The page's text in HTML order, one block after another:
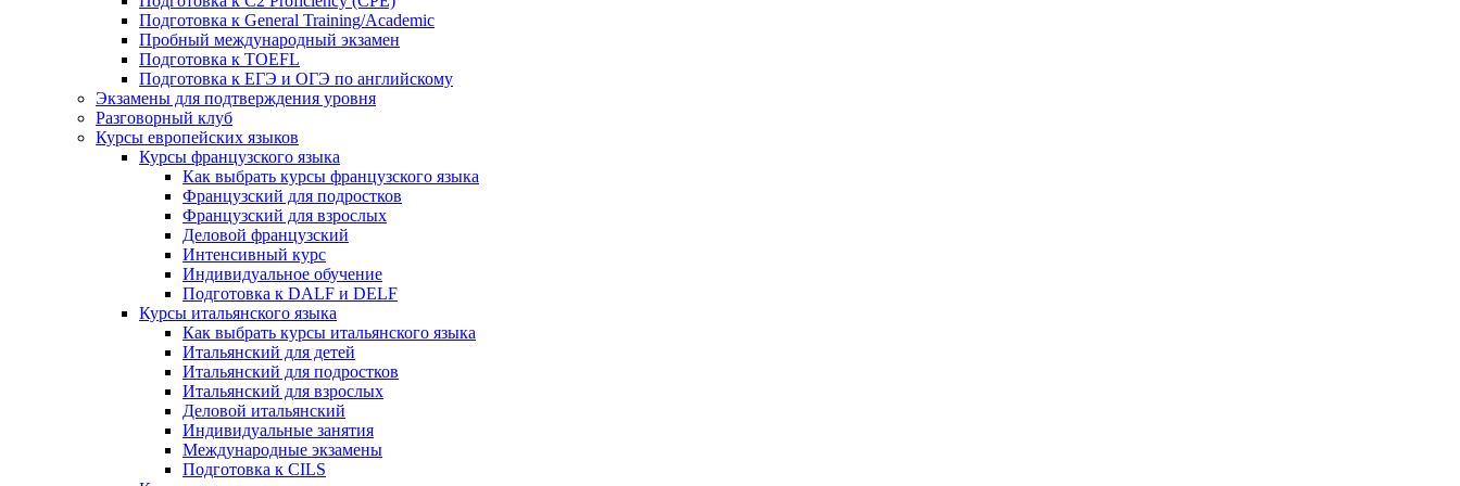
Подготовка к General Training/Academic
Пробный международный экзамен
Подготовка к TOEFL
Подготовка к ЕГЭ и ОГЭ по английскому
Экзамены для подтверждения уровня
Разговорный клуб
Курсы европейских языков
Курсы французского языка
Как выбрать курсы французского языка
Французский для подростков
Французский для взрослых
Деловой французский
Интенсивный курс
Индивидуальное обучение
Подготовка к DALF и DELF
Курсы итальянского языка
Как выбрать курсы итальянского языка
Итальянский для детей
Итальянский для подростков
Итальянский для взрослых
Деловой итальянский
Индивидуальные занятия
Международные экзамены
Подготовка к CILS